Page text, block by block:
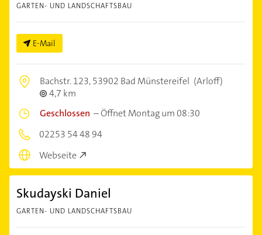
GARTEN- UND LANDSCHAFTSBAU
E-Mail
Bachstr. 123,53902 Bad Münstereifel (Arloff)
4,7 km
Geschlossen –Öffnet Montag um 08:30
02253 54 48 94
Webseite
Skudayski Daniel
GARTEN- UND LANDSCHAFTSBAU